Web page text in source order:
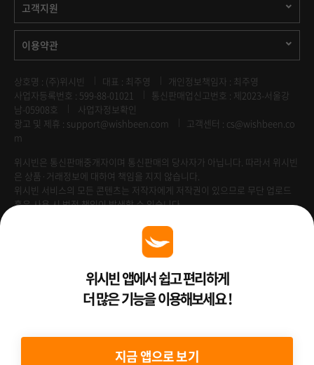
고객지원
이용약관
상호명 : (주)위시빈 대표 : 최주영
개인정보책임자 : 최주영
사업자등록번호 : 599-88-01021
통신판매업신고번호 : 제2023-서울강
남-05908호
사업자정보확인
광고 및 제휴 : support@wishbeen.com
고객센터 : cs@wishbeen.co
m
위시빈은 통신판매중개자이며 통신판매의 당사자가 아닙니다. 따라서 위시빈
은 상품·거래정보에 대하여 책임을 지지 않습니다.
위시빈 서비스의 모든 콘텐츠는 저작자에게 저작권이 있으므로 무단 업로드
혹은 사용 시 법적 책임이 발생할 수 있습니다.
Venture Enterprise위시빈 앱에서 쉽고 편리하게
더 많은 기능을 이용해보세요 !
지금 앱으로 보기